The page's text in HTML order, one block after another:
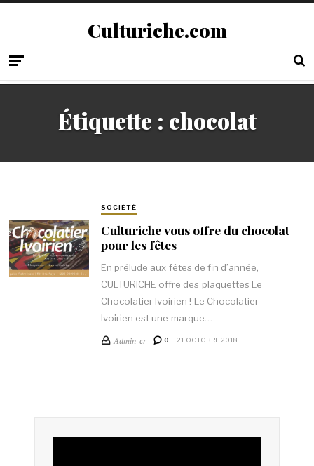
Culturiche.com
Étiquette : chocolat
SOCIÉTÉ
Culturiche vous offre du chocolat
pour les fêtes
En prélude aux fêtes de fin d’année,
CULTURICHE offre des plaquettes Le
Chocolatier Ivoirien ! Le ChocoIatier
Ivoirien est une marque…
Admin_cr 0 21 OCTOBRE 2018